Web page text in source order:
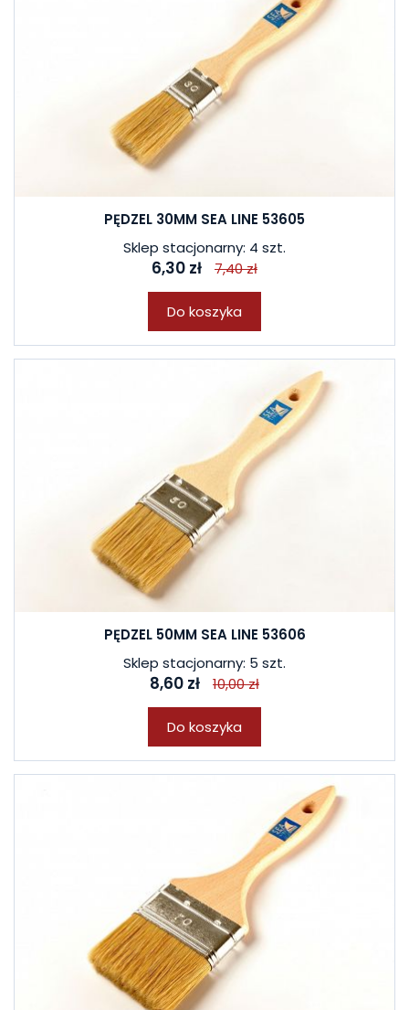
PĘDZEL 30MM SEA LINE 53605
Sklep stacjonarny: 4 szt.
6,30 zł 7,40 zł
Do koszyka
PĘDZEL 50MM SEA LINE 53606
Sklep stacjonarny: 5 szt.
8,60 zł 10,00 zł
Do koszyka